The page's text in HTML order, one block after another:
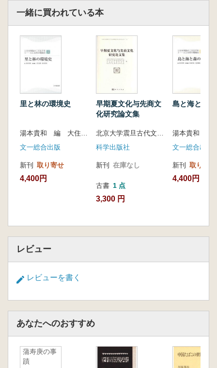
一緒に買われている本
里と林の環境史
湯本貴和 編 大住克博 編
文一総合出版
新刊 取り寄せ
4,400円
早期夏文化与先商文
化研究論文集
科学出版社
新刊 在庫なし
古書 1 点
3,300 円
島と海と森
文一総合出版
新刊 取り寄せ
4,400円
レビュー
レビューを書く
あなたへのおすすめ
蒲寿庚の事
蹟